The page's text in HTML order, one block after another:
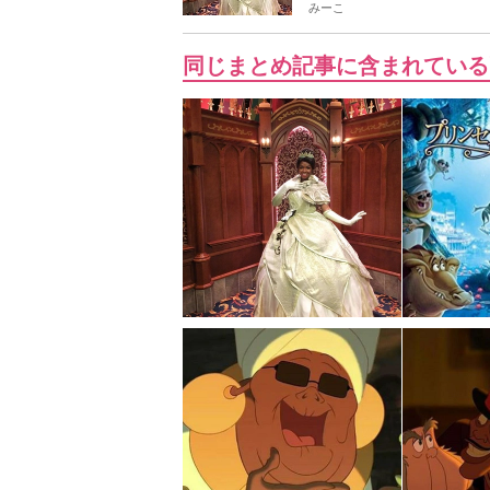
みーこ
同じまとめ記事に含まれてい